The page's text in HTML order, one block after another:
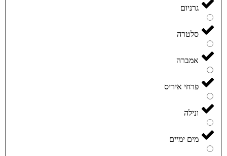
גרניום
סלטרה
אמברה
פרחי איריס
ונילה
מים ימיים